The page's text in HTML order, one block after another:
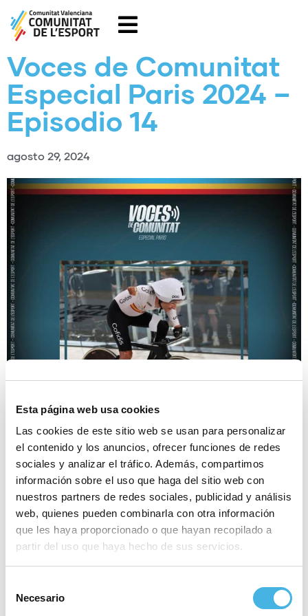
Esta página web usa cookies
Las cookies de este sitio web se usan para personalizar
el contenido y los anuncios, ofrecer funciones de redes
sociales y analizar el tráfico. Además, compartimos
información sobre el uso que haga del sitio web con
nuestros partners de redes sociales, publicidad y análisis
web, quienes pueden combinarla con otra información
que les haya proporcionado o que hayan recopilado a
partir del uso que haya hecho de sus servicios.
Necesario
Voces de Comunitat
Especial Paris 2024 –
Episodio 14
agosto 29, 2024
Reproductor
de
audio
00:00
Por favor, acepta las cookies de
estadísticas, marketing
para ver este elemento.
Arranca la competición en los Juegos Paralímpicos de
París. Ricardo Ten, a escenario. Uno de los deportistas
valencianos más ilustres de la cita abre su calendario
con la persecución de 3km en pista. No es la prueba